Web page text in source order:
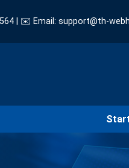
| ✉️ Email: support@th-